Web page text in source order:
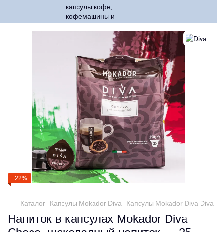
−22%
Каталог Капсулы Mokador Diva Капсулы Mokador Diva Diva
Напиток в капсулах Mokador Diva